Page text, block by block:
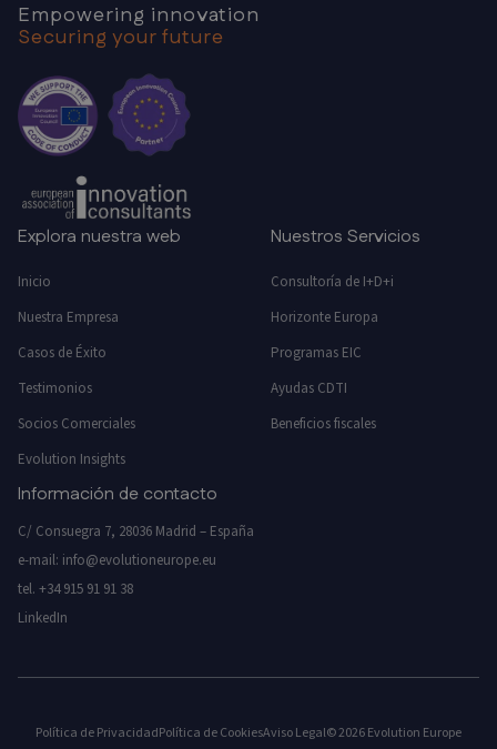
Empowering innovation
Securing your future
Explora nuestra web
Inicio
Nuestra Empresa
Casos de Éxito
Testimonios
Socios Comerciales
Evolution Insights
Nuestros Servicios
Consultoría de I+D+i
Horizonte Europa
Programas EIC
Ayudas CDTI
Beneficios fiscales
Información de contacto
C/ Consuegra 7, 28036 Madrid – España
e-mail: info@evolutioneurope.eu
tel. +34 915 91 91 38
LinkedIn
© 2026 Evolution Europe
Política de PrivacidadPolítica de CookiesAviso Legal